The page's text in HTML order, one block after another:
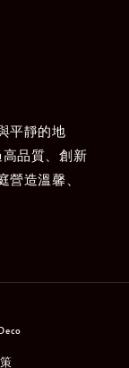
平靜的地
品質、創新
造溫馨、